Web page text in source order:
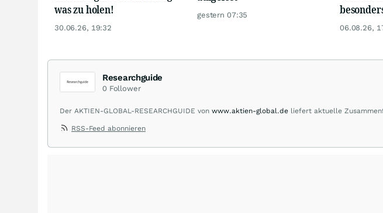
was zu holen!
30.06.26, 19:32
gestern 07:35
06.08.26,
Researchguide
0 Follower
Der AKTIEN-GLOBAL-RESEARCHGUIDE von www.aktien-global.de liefert aktuelle
den wichtigsten Indizes im In- und Ausland, über News und Kommentare zu internationalen
RSS-Feed abonnieren